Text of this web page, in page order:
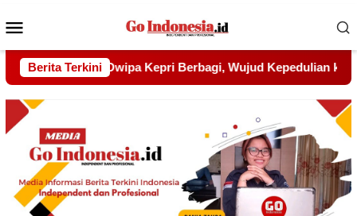
Mobile
Berita Terkini
Kepedulian kepada Pondok Tahfidz Yatim dan Dhuafa Al-